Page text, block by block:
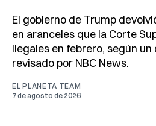
El gobierno de Trump
en aranceles que la Corte
ilegales en febrero, según
revisado por NBC News.
EL PLANETA TEAM
7 de agosto de 2026